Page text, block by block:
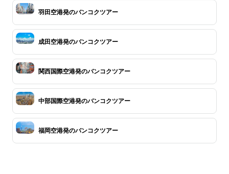
羽田空港発のバンコクツアー
成田空港発のバンコクツアー
関西国際空港発のバンコクツアー
中部国際空港発のバンコクツアー
福岡空港発のバンコクツアー